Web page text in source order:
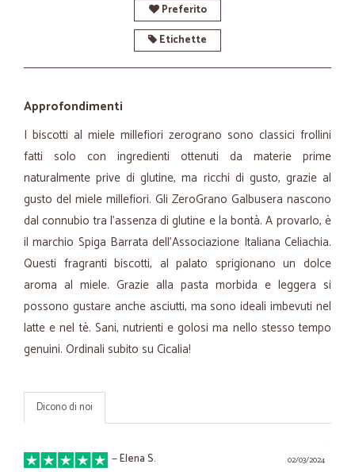
Preferito
Etichette
Approfondimenti
I biscotti al miele millefiori zerograno sono classici frollini
fatti solo con ingredienti ottenuti da materie prime
naturalmente prive di glutine, ma ricchi di gusto, grazie al
gusto del miele millefiori. Gli ZeroGrano Galbusera nascono
dal connubio tra l’assenza di glutine e la bontà. A provarlo, è
il marchio Spiga Barrata dell’Associazione Italiana Celiachia.
Questi fragranti biscotti, al palato sprigionano un dolce
aroma al miele. Grazie alla pasta morbida e leggera si
possono gustare anche asciutti, ma sono ideali imbevuti nel
latte e nel tè. Sani, nutrienti e golosi ma nello stesso tempo
genuini. Ordinali subito su Cicalia!
Dicono di noi
02/03/2024
—Elena S.